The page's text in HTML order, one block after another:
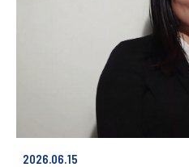
2026.06.15